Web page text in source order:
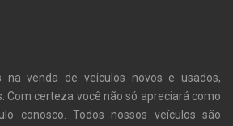
na venda de veículos novos e usados,
Com certeza você não só apreciará como
conosco. Todos nossos veículos são